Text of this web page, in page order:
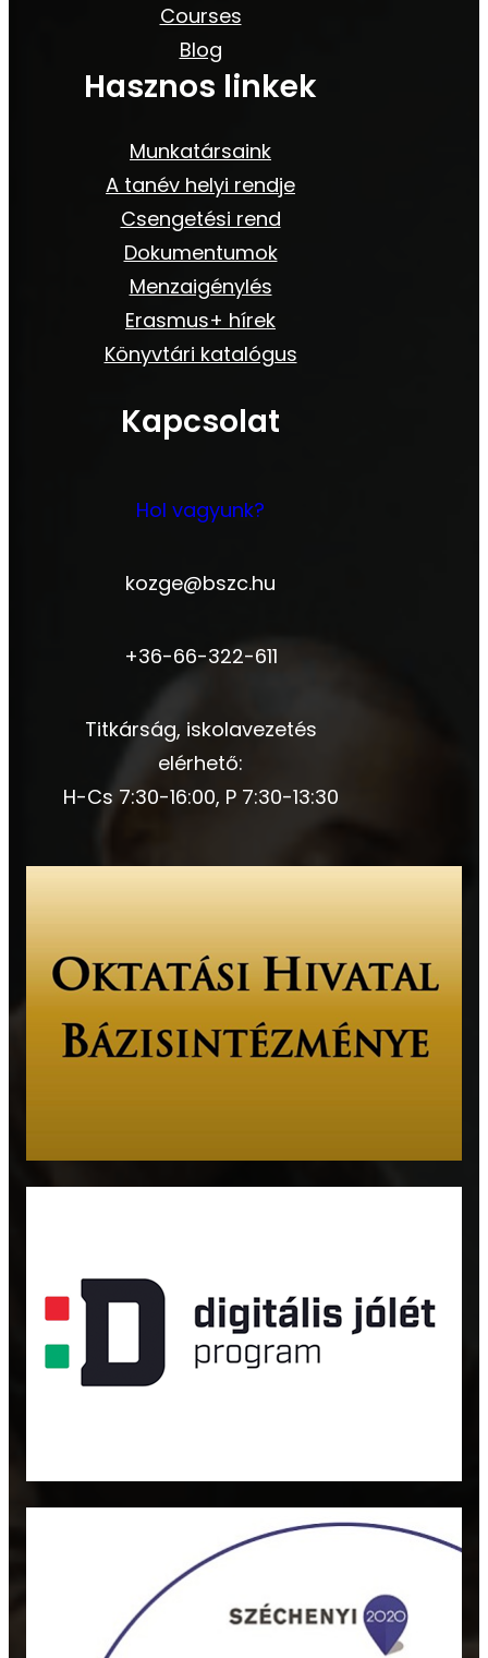
Courses
Blog
Hasznos linkek
Munkatársaink
A tanév helyi rendje
Csengetési rend
Dokumentumok
Menzaigénylés
Erasmus+ hírek
Könyvtári katalógus
Kapcsolat
Hol vagyunk?
kozge@bszc.hu
+36-66-322-611
Titkárság, iskolavezetés
elérhető:
H-Cs 7:30-16:00, P 7:30-13:30